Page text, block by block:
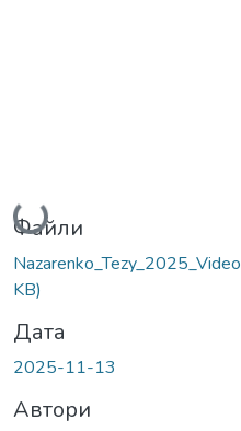
Вантажиться...
Файли
KB)
Дата
2025-11-13
Автори